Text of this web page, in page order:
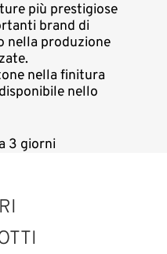
più prestigiose
brand di
nella produzione
nella finitura
nello
3 giorni